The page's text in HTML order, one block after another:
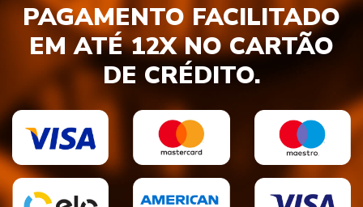
PAGAMENTO FACILITADO
EM ATÉ 12X NO CARTÃO
DE CRÉDITO.